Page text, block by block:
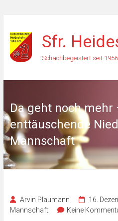
Inhalt
springen
Sfr.
Schachbegeistert seit 1956
Da geht noch mehr
enttäuschende
Mannschaft
Arvin Plaumann 16.
Mannschaft
Keine